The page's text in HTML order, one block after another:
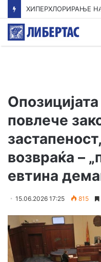
ХИПЕРХЛОРИРАЊЕ НА
повлече
возвраќа –
евтина
15.06.2026 17:25 815